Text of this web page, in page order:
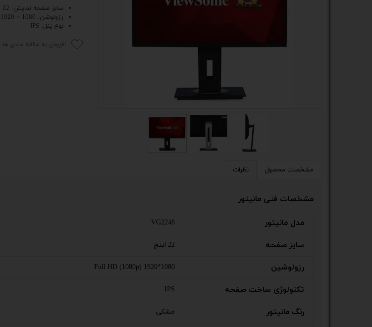
لوازم جانبی کامپیوتر
مینی کیس استوک
لپ تاپ
imack
ستاپ کامل
سایز صفحه نمایش: 22 اینچ
رزولوشن: 1080 × 1920 پیکسل - Full HD
نوع پنل: IPS
افزودن به علاقه مندی ها
مشخصات محصول نظرات
مشخصات فنی مانیتور
مدل مانیتور VG2248
سایز صفحه 22 اینچ
رزولوشین Full HD (1080p) 1920*1080
تکنولوژی ساخت صفحه IPS
رنگ مانیتور مشکی